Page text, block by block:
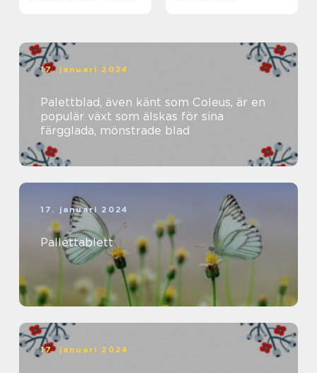
17. januari 2024
Palettblad, även känt som Coleus, är en
populär växt som älskas för sina
färgglada, mönstrade blad
17. januari 2024
Pallettablett
17. januari 2024